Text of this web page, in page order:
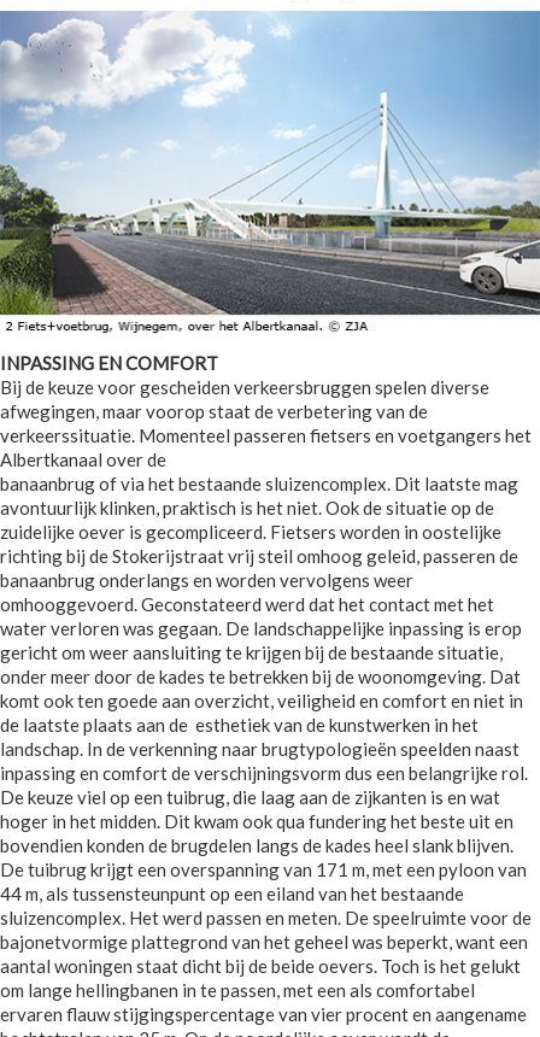
INPASSING EN COMFORT
Bij de keuze voor gescheiden verkeersbruggen spelen diverse
afwegingen, maar voorop staat de verbetering van de
verkeerssituatie. Momenteel passeren fietsers en voetgangers het
Albertkanaal over de
banaanbrug of via het bestaande sluizencomplex. Dit laatste mag
avontuurlijk klinken, praktisch is het niet. Ook de situatie op de
zuidelijke oever is gecompliceerd. Fietsers worden in oostelijke
richting bij de Stokerijstraat vrij steil omhoog geleid, passeren de
banaanbrug onderlangs en worden vervolgens weer
omhooggevoerd. Geconstateerd werd dat het contact met het
water verloren was gegaan. De landschappelijke inpassing is erop
gericht om weer aansluiting te krijgen bij de bestaande situatie,
onder meer door de kades te betrekken bij de woonomgeving. Dat
komt ook ten goede aan overzicht, veiligheid en comfort en niet in
de laatste plaats aan de esthetiek van de kunstwerken in het
landschap. In de verkenning naar brugtypologieën speelden naast
inpassing en comfort de verschijningsvorm dus een belangrijke rol.
De keuze viel op een tuibrug, die laag aan de zijkanten is en wat
hoger in het midden. Dit kwam ook qua fundering het beste uit en
bovendien konden de brugdelen langs de kades heel slank blijven.
De tuibrug krijgt een overspanning van 171 m, met een pyloon van
44 m, als tussensteunpunt op een eiland van het bestaande
sluizencomplex. Het werd passen en meten. De speelruimte voor de
bajonetvormige plattegrond van het geheel was beperkt, want een
aantal woningen staat dicht bij de beide oevers. Toch is het gelukt
om lange hellingbanen in te passen, met een als comfortabel
ervaren flauw stijgingspercentage van vier procent en aangename